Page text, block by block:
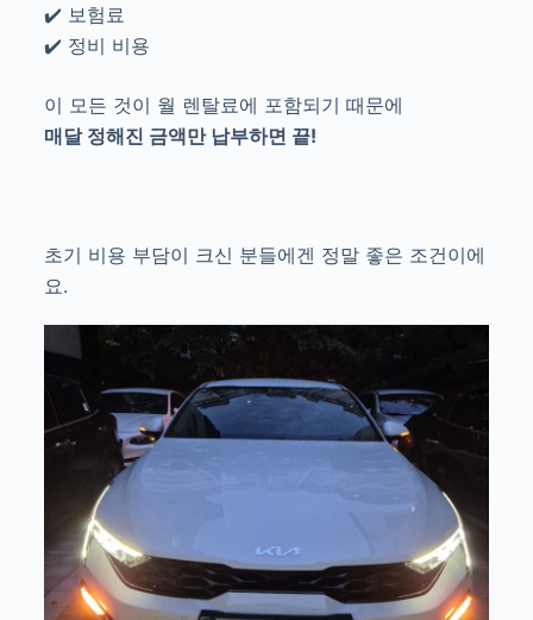
✔️ 보험료
✔️ 정비 비용
이 모든 것이 월 렌탈료에 포함되기 때문에
매달 정해진 금액만 납부하면 끝!
초기 비용 부담이 크신 분들에겐 정말 좋은 조건이에
요.